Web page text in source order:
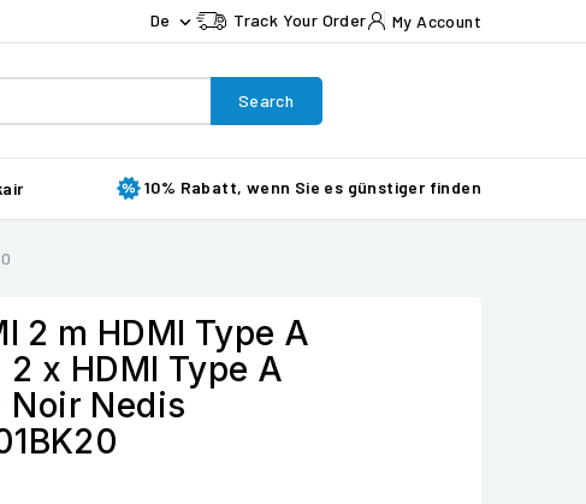
De  Track Your Order My Account
Search
10% Rabatt, wenn Sie es günstiger finden
2 m HDMI Type A
x HDMI Type A
Noir Nedis